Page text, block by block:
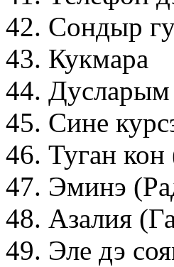
42. Сондыр
43. Кукмара
44. Дусларым
45. Сине
46. Туган кон
47. Эминэ
48. Азалия
49. Эле дэ